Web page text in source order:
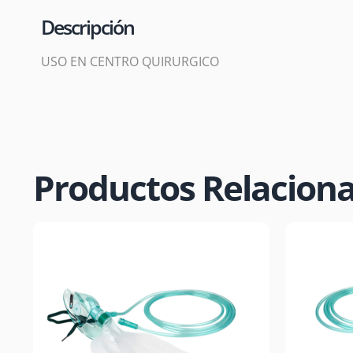
Descripción
USO EN CENTRO QUIRURGICO
Productos